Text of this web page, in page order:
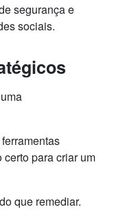
segurança e
sociais.
para criar um
que remediar.